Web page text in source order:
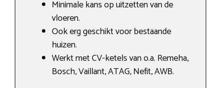
Minimale kans op uitzetten van de
vloeren.
Ook erg geschikt voor bestaande
huizen.
Werkt met CV-ketels van o.a. Remeha,
Bosch, Vaillant, ATAG, Nefit, AWB.